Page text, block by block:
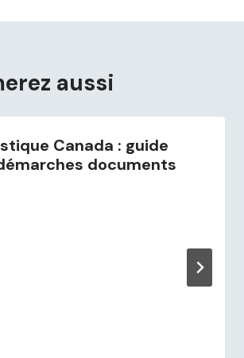
aussi
Canada : guide
documents